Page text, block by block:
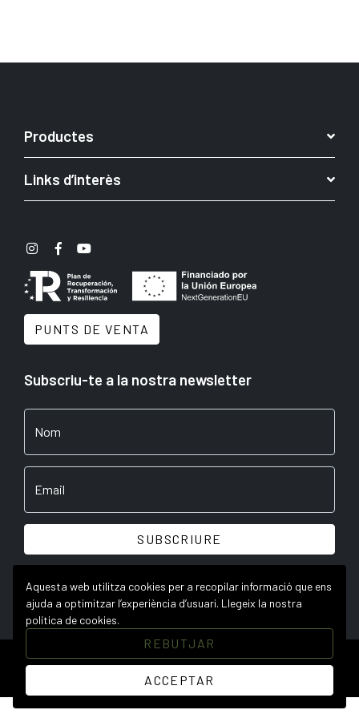
Aquesta web utilitza cookies per a recopilar informació que ens
ajuda a optimitzar l’experiència d’usuari. Llegeix la nostra
política de cookies.
REBUTJAR
ACCEPTAR
Productes
Links d’interès
PUNTS DE VENTA
Subscriu-te a la nostra newsletter
Nom
Email
SUBSCRIURE
En prémer "Suscriure" acceptes la nostrapolítica de privacitat
Desenvolupament i disseny web per Utopig Studio